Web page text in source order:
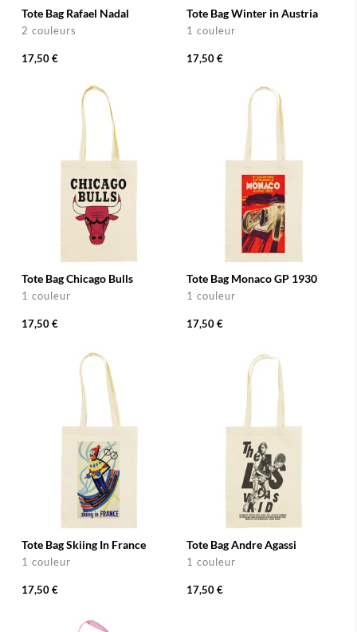
Tote Bag Rafael Nadal
2 couleurs
17,50 €
Tote Bag Winter in Austria
1 couleur
17,50 €
Tote Bag Chicago Bulls
1 couleur
17,50 €
Tote Bag Monaco GP 1930
1 couleur
17,50 €
Tote Bag Skiing In France
1 couleur
17,50 €
Tote Bag Andre Agassi
1 couleur
17,50 €